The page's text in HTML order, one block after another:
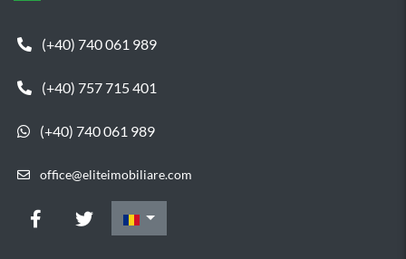
(+40) 740 061 989
(+40) 757 715 401
(+40) 740 061 989
office@eliteimobiliare.com